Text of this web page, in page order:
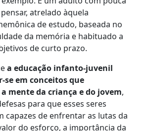
atrelado àquela
de estudo, baseada no
da memória e habituado a
de curto prazo.
a educação infanto-juvenil
se em conceitos que
mente da criança e do jovem,
para que esses seres
capazes de enfrentar as lutas da
do esforço, a importância da